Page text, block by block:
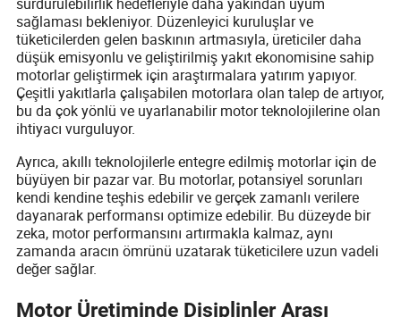
sağlaması bekleniyor. Düzenleyici kuruluşlar ve
tüketicilerden gelen baskının artmasıyla, üreticiler daha
düşük emisyonlu ve geliştirilmiş yakıt ekonomisine sahip
motorlar geliştirmek için araştırmalara yatırım yapıyor.
Çeşitli yakıtlarla çalışabilen motorlara olan talep de artıyor,
bu da çok yönlü ve uyarlanabilir motor teknolojilerine olan
ihtiyacı vurguluyor.
Ayrıca, akıllı teknolojilerle entegre edilmiş motorlar için de
büyüyen bir pazar var. Bu motorlar, potansiyel sorunları
kendi kendine teşhis edebilir ve gerçek zamanlı verilere
dayanarak performansı optimize edebilir. Bu düzeyde bir
zeka, motor performansını artırmakla kalmaz, aynı
zamanda aracın ömrünü uzatarak tüketicilere uzun vadeli
değer sağlar.
Motor Üretiminde Disiplinler Arası